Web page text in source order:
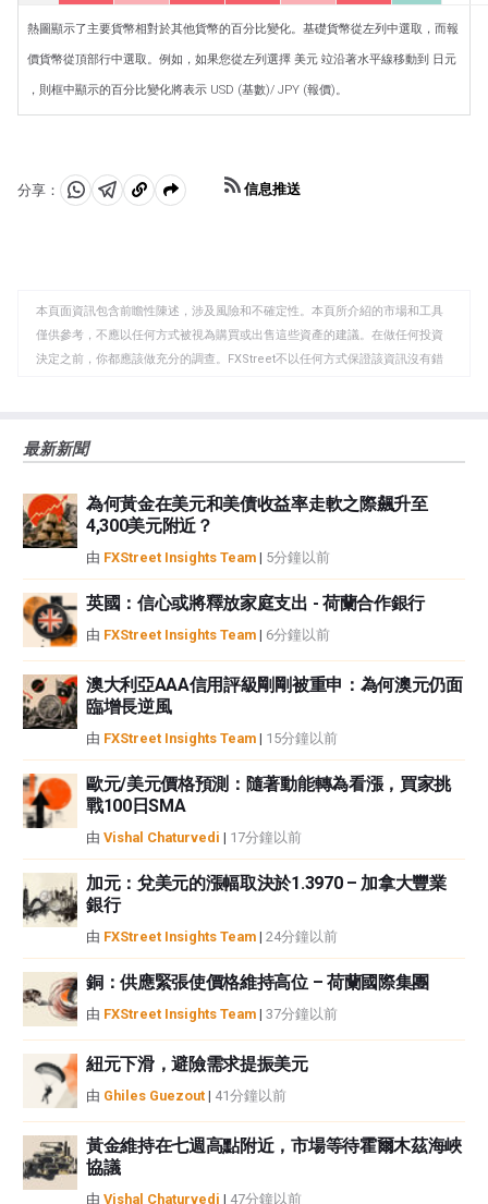
熱圖顯示了主要貨幣相對於其他貨幣的百分比變化。基礎貨幣從左列中選取，而報
價貨幣從頂部行中選取。例如，如果您從左列選擇 美元 竝沿著水平線移動到 日元
，則框中顯示的百分比變化將表示 USD (基數)/ JPY (報價)。
分享：
分 分 複
板
信息推送
本頁面資訊包含前瞻性陳述，涉及風險和不確定性。本頁所介紹的市場和工具
僅供參考，不應以任何方式被視為購買或出售這些資產的建議。在做任何投資
決定之前，你都應該做充分的調查。FXStreet不以任何方式保證該資訊沒有錯
觀點，並不代表FXStreet或其廣告商的官方政策或立場。作者不對本頁連結的
如果文章正文中沒有明確提到，在撰寫本文時，作者在本文中提到的任何股票
中都沒有頭寸，也沒有與文中提到的任何公司有業務關係。除了FXStreet，作
者沒有收到撰寫這篇文章的報酬。
性不作任何陳述。FXStreet和作者將不承擔任何錯誤，遺漏或任何損失，傷害
或損害由此資訊及其顯示或使用引起的。錯誤和遺漏除外。本文作者和
FXStreet並非註冊投資顧問，本文內容無意提供任何投資建議。
最新新聞
為何黃金在美元和美債收益率走軟之際飆升至
4,300美元附近？
由 FXStreet Insights Team | 5分鐘以前
英國：信心或將釋放家庭支出 - 荷蘭合作銀行
由 FXStreet Insights Team | 6分鐘以前
澳大利亞AAA信用評級剛剛被重申：為何澳元仍面
臨增長逆風
由 FXStreet Insights Team | 15分鐘以前
歐元/美元價格預測：隨著動能轉為看漲，買家挑
戰100日SMA
由 Vishal Chaturvedi | 17分鐘以前
加元：兌美元的漲幅取決於1.3970 – 加拿大豐業
銀行
由 FXStreet Insights Team | 24分鐘以前
銅：供應緊張使價格維持高位 – 荷蘭國際集團
由 FXStreet Insights Team | 37分鐘以前
紐元下滑，避險需求提振美元
由 Ghiles Guezout | 41分鐘以前
黃金維持在七週高點附近，市場等待霍爾木茲海峽
協議
由 Vishal Chaturvedi | 47分鐘以前